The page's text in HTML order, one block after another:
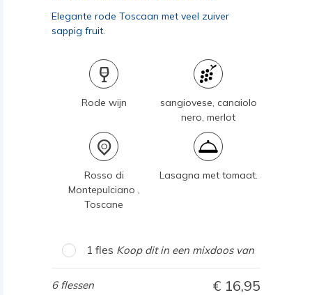
Elegante rode Toscaan met veel zuiver
sappig fruit.
Rode wijn
sangiovese, canaiolo
nero, merlot
Rosso di
Montepulciano ,
Toscane
Lasagna met tomaat.
1 fles Koop dit in een mixdoos van
6 flessen 16,95